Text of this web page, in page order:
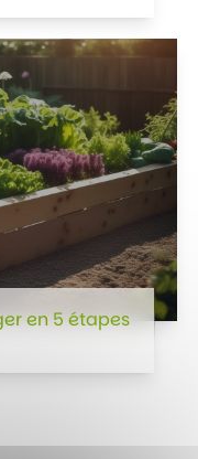
en 5 étapes